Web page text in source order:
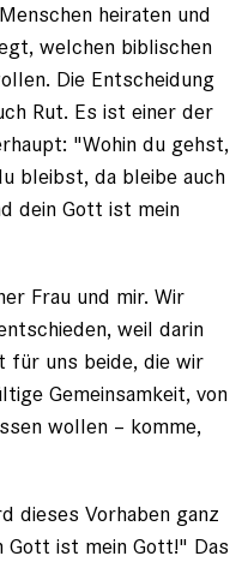
heiraten und
welchen biblischen
Die Entscheidung
Rut. Es ist einer der
"Wohin du gehst,
bleibst, da bleibe auch
dein Gott ist mein
Frau und mir. Wir
weil darin
für uns beide, die wir
Gemeinsamkeit, von
wollen – komme,
dieses Vorhaben ganz
ist mein Gott!" Das